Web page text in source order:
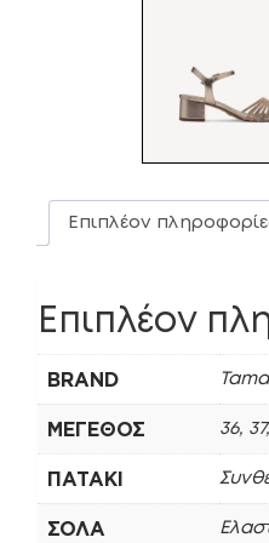
Επιπλέον
Επιπλέον
BRAND
ΜΈΓΕΘΟΣ 36,
ΠΑΤΆΚΙ
ΣΌΛΑ